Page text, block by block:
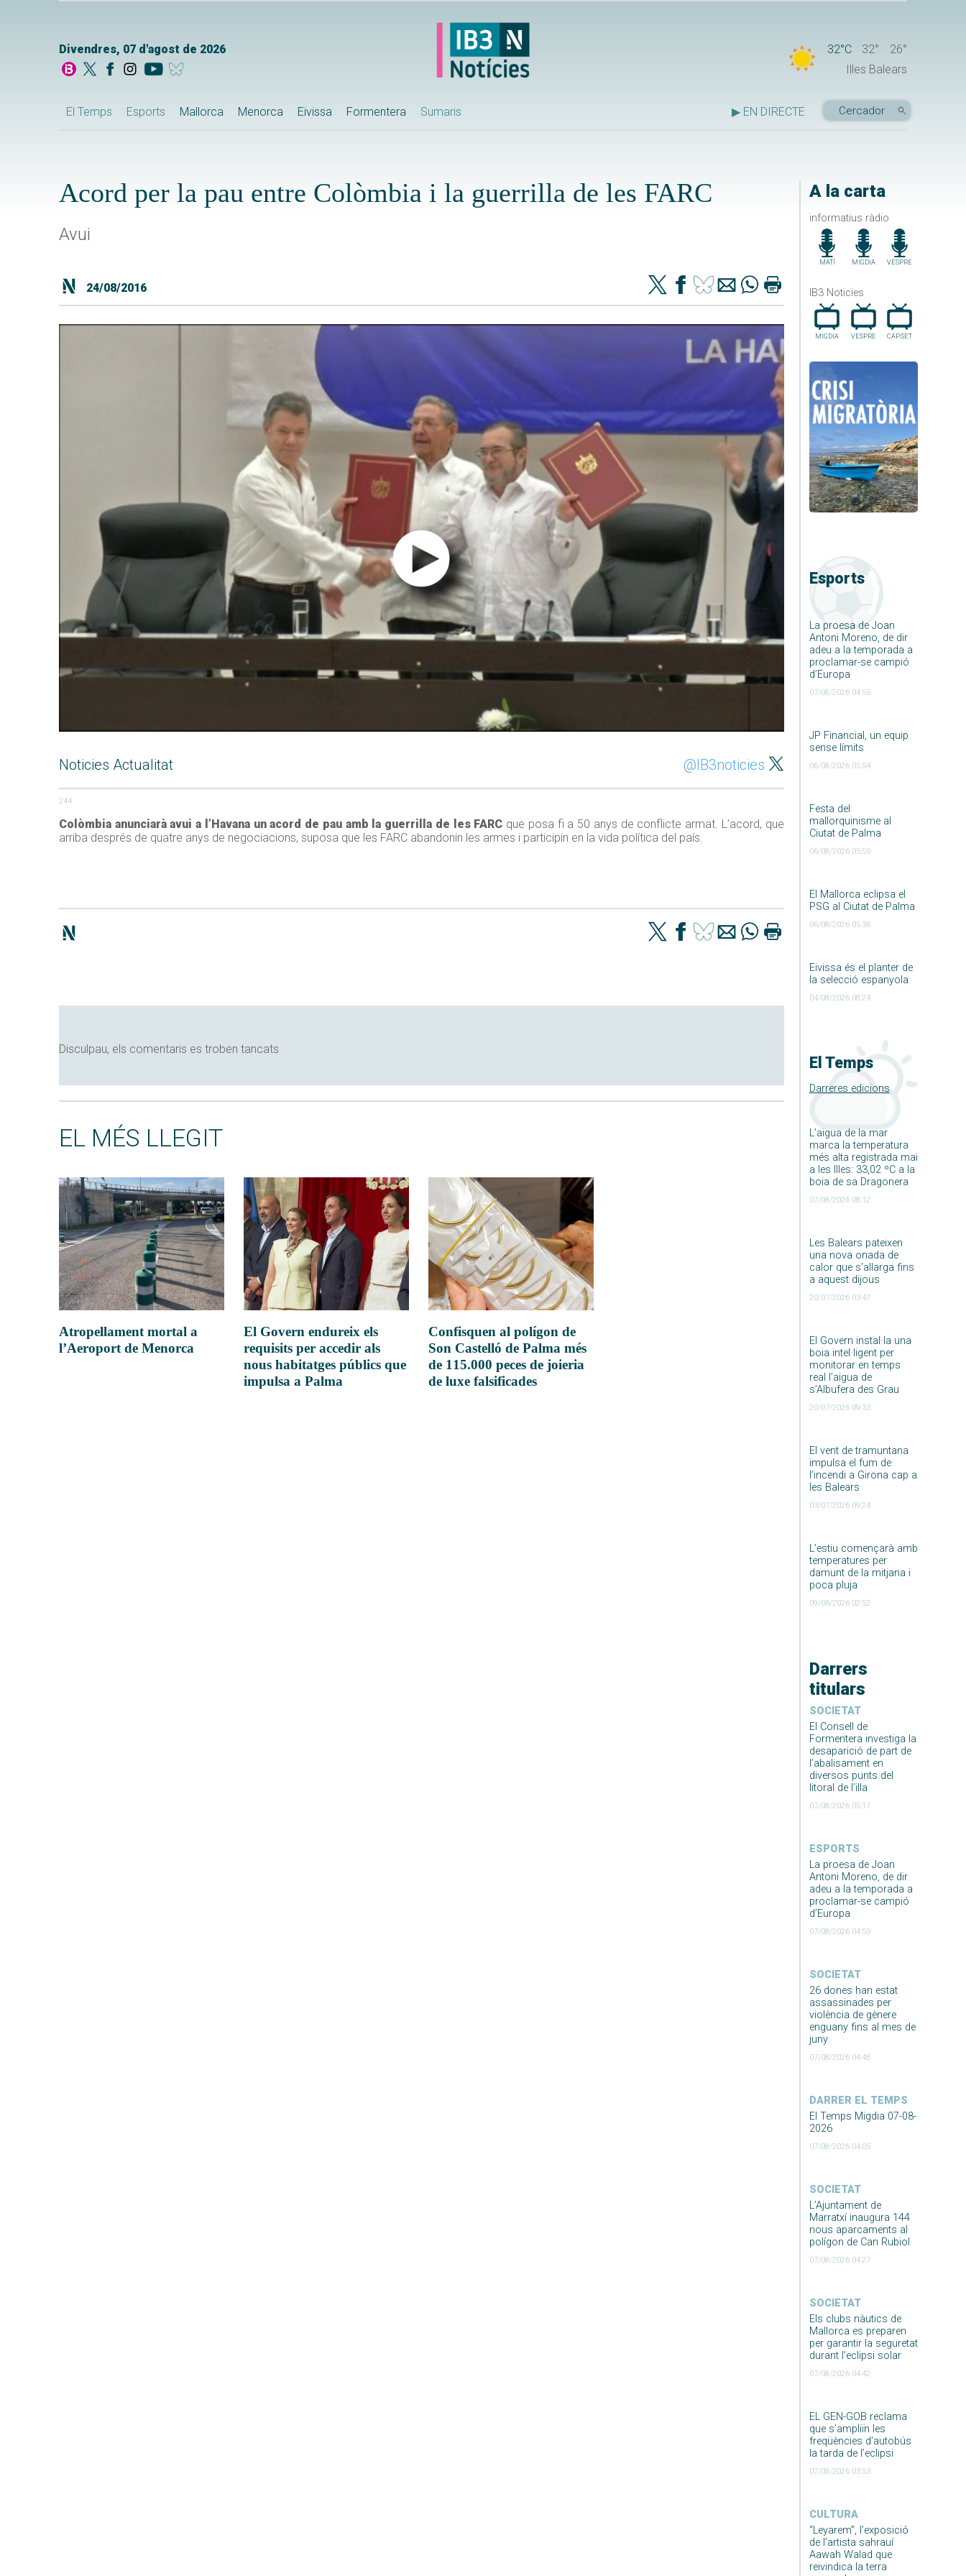
Divendres, 07 d'agost de 2026 32°C 32°
26°
Illes Balears
El Temps Esports Mallorca Menorca Eivissa Formentera Sumaris ▶ EN DIRECTE
A la carta
informatius ràdio
MATÍ MIGDIA VESPRE
IB3 Noticies
MIGDIA VESPRE CAP.SET
Esports
La proesa de Joan
Antoni Moreno, de dir
adeu a la temporada a
proclamar-se campió
d’Europa
07/08/2026 04:50
JP Financial, un equip
sense límits
06/08/2026 05:54
Festa del
mallorquinisme al
Ciutat de Palma
06/08/2026 05:50
El Mallorca eclipsa el
PSG al Ciutat de Palma
06/08/2026 05:36
Eivissa és el planter de
la selecció espanyola
04/08/2026 08:24
El Temps
Darreres edicions
L’aigua de la mar
marca la temperatura
més alta registrada mai
a les Illes: 33,02 ºC a la
boia de sa Dragonera
07/08/2026 08:12
Les Balears pateixen
una nova onada de
calor que s’allarga fins
a aquest dijous
20/07/2026 03:47
El Govern instal·la una
boia intel·ligent per
monitorar en temps
real l’aigua de
s’Albufera des Grau
20/07/2026 09:33
El vent de tramuntana
impulsa el fum de
l’incendi a Girona cap a
les Balears
03/07/2026 09:24
L’estiu començarà amb
temperatures per
damunt de la mitjana i
poca pluja
09/06/2026 02:52
Darrers
titulars
SOCIETAT
El Consell de
Formentera investiga la
desaparició de part de
l’abalisament en
diversos punts del
litoral de l’illa
07/08/2026 05:17
ESPORTS
La proesa de Joan
Antoni Moreno, de dir
adeu a la temporada a
proclamar-se campió
d’Europa
07/08/2026 04:50
SOCIETAT
26 dones han estat
assassinades per
violència de gènere
enguany fins al mes de
juny
07/08/2026 04:48
DARRER EL TEMPS
El Temps Migdia 07-08-
2026
07/08/2026 04:05
SOCIETAT
L’Ajuntament de
Marratxí inaugura 144
nous aparcaments al
polígon de Can Rubiol
07/08/2026 04:27
SOCIETAT
Els clubs nàutics de
Mallorca es preparen
per garantir la seguretat
durant l’eclipsi solar
07/08/2026 04:42
EL GEN-GOB reclama
que s’ampliïn les
freqüències d’autobús
la tarda de l’eclipsi
07/08/2026 03:53
CULTURA
“Leyarem”, l’exposició
de l’artista sahrauí
Aawah Walad que
reivindica la terra
Acord per la pau entre Colòmbia i la guerrilla de les FARC
Avui
24/08/2016
Noticies Actualitat @IB3noticies
244
Colòmbia anunciarà avui a l’Havana un acord de pau amb la guerrilla de les FARC que posa fi a 50 anys de conflicte armat. L’acord, que
arriba després de quatre anys de negociacions, suposa que les FARC abandonin les armes i participin en la vida política del país.
Disculpau, els comentaris es troben tancats
EL MÉS LLEGIT
Atropellament mortal a
l’Aeroport de Menorca
El Govern endureix els
requisits per accedir als
nous habitatges públics que
impulsa a Palma
Confisquen al polígon de
Son Castelló de Palma més
de 115.000 peces de joieria
de luxe falsificades